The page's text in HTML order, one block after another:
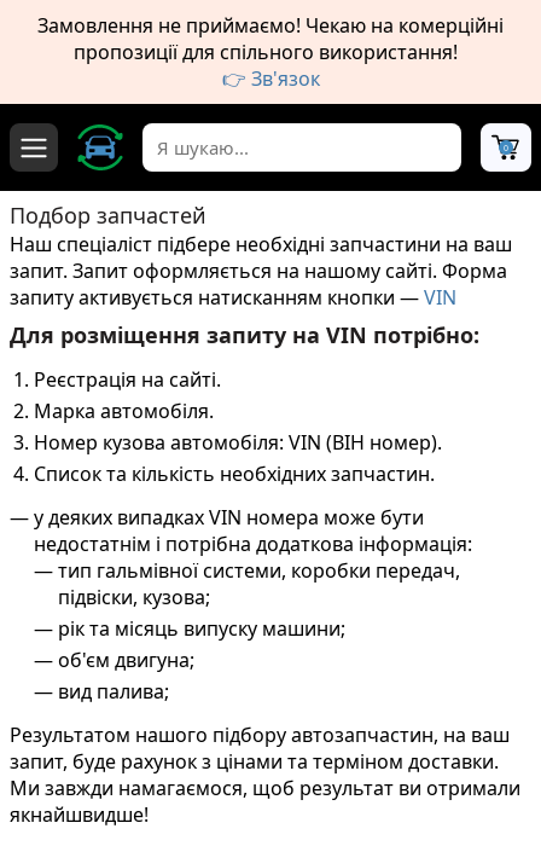
Замовлення не приймаємо! Чекаю на комерційні
пропозиції для спільного використання!
👉 Зв'язок
0
Подбор запчастей
Наш спеціаліст підбере необхідні запчастини на ваш
запит. Запит оформляється на нашому сайті. Форма
запиту активується натисканням кнопки —VIN
Для розміщення запиту на VIN потрібно:
Реєстрація на сайті.
Марка автомобіля.
Номер кузова автомобіля: VIN (ВІН номер).
Список та кількість необхідних запчастин.
у деяких випадках VIN номера може бути
недостатнім і потрібна додаткова інформація:
тип гальмівної системи, коробки передач,
підвіски, кузова;
рік та місяць випуску машини;
об'єм двигуна;
вид палива;
Результатом нашого підбору автозапчастин, на ваш
запит, буде рахунок з цінами та терміном доставки.
Ми завжди намагаємося, щоб результат ви отримали
якнайшвидше!